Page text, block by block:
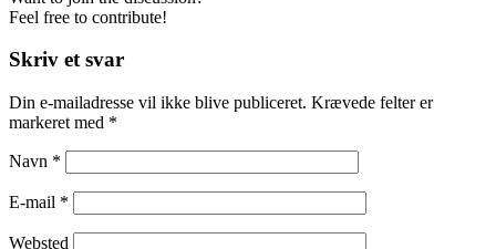
Feel free to contribute!
Skriv et svar
Din e-mailadresse vil ikke blive publiceret. Krævede felter er
markeret med *
Navn *
E-mail *
Websted